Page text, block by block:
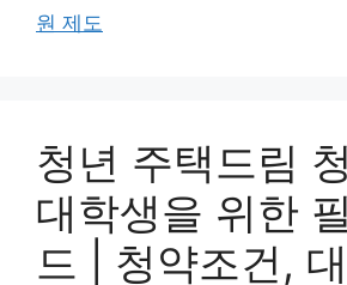
원 제도
청년 주택드림
대학생을 위한
드 | 청약조건,